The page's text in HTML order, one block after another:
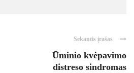
Sekantis įrašas
Ūminio kvėpavimo
distreso sindromas